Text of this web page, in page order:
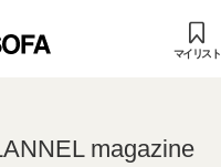
マイリスト
magazine